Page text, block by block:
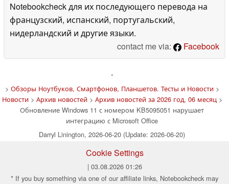
Notebookcheck для их последующего перевода на
французский, испанский, португальский,
нидерландский и другие языки.
contact me via:
Facebook
'
> Обзоры Ноутбуков, Смартфонов, Планшетов. Тесты и Новости>
Новости> Архив новостей> Архив новостей за 2026 год, 06 месяц>
Обновление Windows 11 с номером KB5095051 нарушает
интеграцию с Microsoft Office
Darryl Linington, 2026-06-20 (Update: 2026-06-20)
Cookie Settings
| 03.08.2026 01:26
* If you buy something via one of our affiliate links, Notebookcheck may